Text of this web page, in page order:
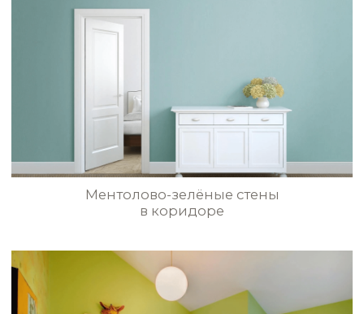
Высококачественная декоративная
штукатурка, краски, финишное
покрытие и другие материалы
в Калининградcкой области
МАТЕРИАЛЫ
ИДЕИ И ПРИМЕРЫ
+7(952)799-66-88